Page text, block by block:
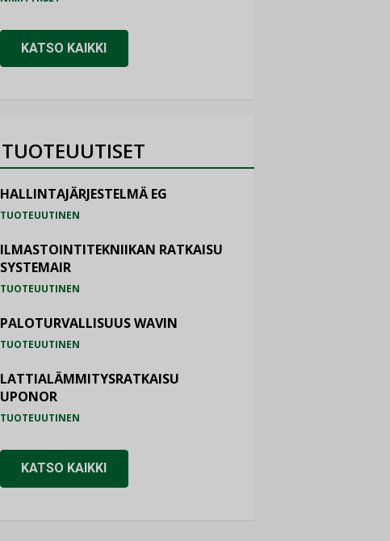
KATSO KAIKKI
TUOTEUUTISET
HALLINTAJÄRJESTELMÄ EG
TUOTEUUTINEN
ILMASTOINTITEKNIIKAN RATKAISU
SYSTEMAIR
TUOTEUUTINEN
PALOTURVALLISUUS WAVIN
TUOTEUUTINEN
LATTIALÄMMITYSRATKAISU
UPONOR
TUOTEUUTINEN
KATSO KAIKKI